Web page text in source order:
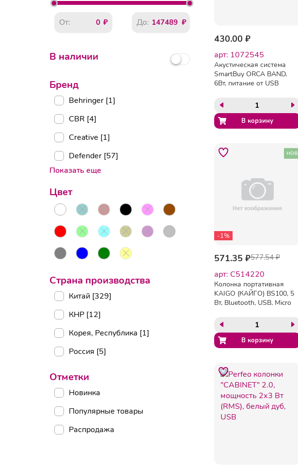
От: До:
В наличии
Бренд
Behringer [1]
CBR [4]
Creative [1]
Defender [57]
Показать еще
Цвет
Страна производства
Китай [329]
КНР [12]
Корея, Республика [1]
Россия [5]
Отметки
Новинка
Популярные товары
Распродажа
430.00 ₽
арт: 1072545
Акустическая система
SmartBuy ORCA BAND,
6Вт, питание от USB
-1%
нов
571.35 ₽577.54 ₽
арт: C514220
Колонка портативная
KAIGO (КАЙГО) BS100, 5
Вт, Bluetooth, USB, Micro
514220